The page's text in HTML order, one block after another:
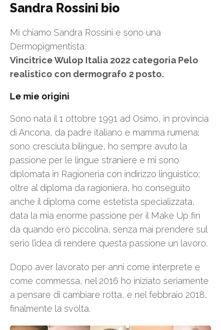
Sandra Rossini bio
Mi chiamo Sandra Rossini e sono una
Dermopigmentista.
Vincitrice Wulop Italia 2022 categoria Pelo
realistico con dermografo 2 posto.
Le mie origini
Sono nata il 1 ottobre 1991 ad Osimo, in provincia
di Ancona, da padre italiano e mamma rumena;
sono cresciuta bilingue, ho sempre avuto la
passione per le lingue straniere e mi sono
diplomata in Ragioneria con indirizzo linguistico;
oltre al diploma da ragioniera, ho conseguito
anche il diploma come estetista specializzata,
data la mia enorme passione per il Make Up fin
da quando ero piccolina, senza mai prendere sul
serio l’idea di rendere questa passione un lavoro.
Dopo aver lavorato per anni come interprete e
come commessa, nel 2016 ho iniziato seriamente
a pensare di cambiare rotta, e nel febbraio 2018,
finalmente la svolta.